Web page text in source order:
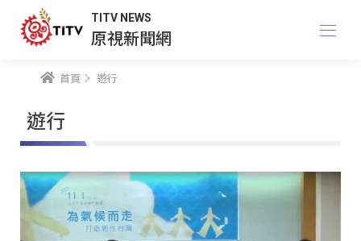
TITV NEWS
原視新聞網
首頁 遊行
遊行